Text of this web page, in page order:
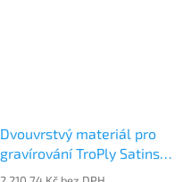
Dvouvrstvý materiál pro
gravírování TroPly Satins